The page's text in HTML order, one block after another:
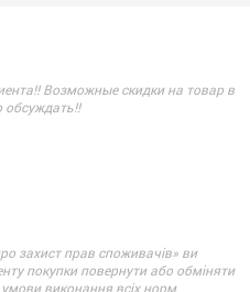
Возможные скидки на товар в
обсуждать!!
захист прав споживачів» ви
покупки повернути або обміняти
виконання всіх норм